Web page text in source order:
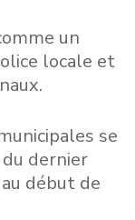
un
locale et
se
dernier
début de